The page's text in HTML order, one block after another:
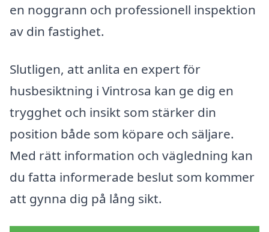
en noggrann och professionell inspektion
av din fastighet.
Slutligen, att anlita en expert för
husbesiktning i Vintrosa kan ge dig en
trygghet och insikt som stärker din
position både som köpare och säljare.
Med rätt information och vägledning kan
du fatta informerade beslut som kommer
att gynna dig på lång sikt.